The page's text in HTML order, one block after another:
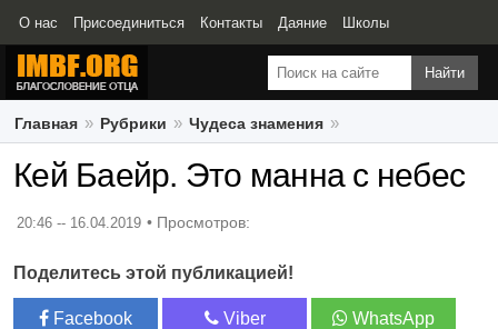
О нас Присоединиться Контакты Даяние Школы
Свидетельства
Главная Рубрики Чудеса знамения
Кей Баейр. Это манна с небес
Кей Баейр. Это манна с небес
20:46 -- 16.04.2019
Поделитесь этой публикацией!
Facebook Viber WhatsApp